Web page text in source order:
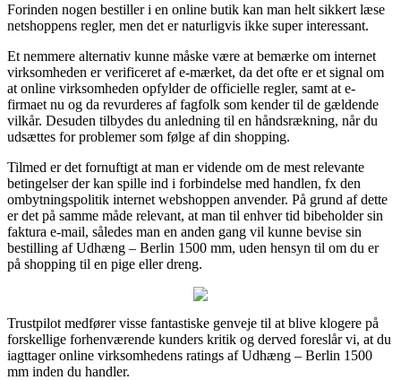
Forinden nogen bestiller i en online butik kan man helt sikkert læse
netshoppens regler, men det er naturligvis ikke super interessant.
Et nemmere alternativ kunne måske være at bemærke om internet
virksomheden er verificeret af e-mærket, da det ofte er et signal om
at online virksomheden opfylder de officielle regler, samt at e-
firmaet nu og da revurderes af fagfolk som kender til de gældende
vilkår. Desuden tilbydes du anledning til en håndsrækning, når du
udsættes for problemer som følge af din shopping.
Tilmed er det fornuftigt at man er vidende om de mest relevante
betingelser der kan spille ind i forbindelse med handlen, fx den
ombytningspolitik internet webshoppen anvender. På grund af dette
er det på samme måde relevant, at man til enhver tid bibeholder sin
faktura e-mail, således man en anden gang vil kunne bevise sin
bestilling af Udhæng – Berlin 1500 mm, uden hensyn til om du er
på shopping til en pige eller dreng.
Trustpilot medfører visse fantastiske genveje til at blive klogere på
forskellige forhenværende kunders kritik og derved foreslår vi, at du
iagttager online virksomhedens ratings af Udhæng – Berlin 1500
mm inden du handler.